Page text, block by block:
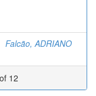
Falcão, ADRIANO
12